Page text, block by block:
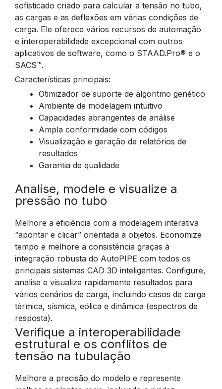
sofisticado criado para calcular a tensão no tubo,
as cargas e as deflexões em várias condições de
carga. Ele oferece vários recursos de automação
e interoperabilidade excepcional com outros
aplicativos de software, como o STAAD.Pro® e o
SACS™.
Características principais:
Otimizador de suporte de algoritmo genético
Ambiente de modelagem intuitivo
Capacidades abrangentes de análise
Ampla conformidade com códigos
Visualização e geração de relatórios de
resultados
Garantia de qualidade
Analise, modele e visualize a
pressão no tubo
Melhore a eficiência com a modelagem interativa
“apontar e clicar” orientada a objetos. Economize
tempo e melhore a consistência graças à
integração robusta do AutoPIPE com todos os
principais sistemas CAD 3D inteligentes. Configure,
analise e visualize rapidamente resultados para
vários cenários de carga, incluindo casos de carga
térmica, sísmica, eólica e dinâmica (espectros de
resposta).
Verifique a interoperabilidade
estrutural e os conflitos de
tensão na tubulação
Melhore a precisão do modelo e represente